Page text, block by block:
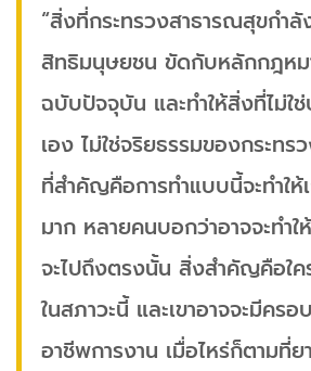
“สิ่งที่กระทรวงสาธารณสุขกำ
สิทธิมนุษยชน ขัดกับหลักกฎหม
ฉบับปัจจุบัน และทำให้สิ่งที่ไม่ใ
เอง ไม่ใช่จริยธรรมของกระทร
ที่สำคัญคือการทำแบบนี้จะทำใ
มาก หลายคนบอกว่าอาจจะทำ
จะไปถึงตรงนั้น สิ่งสำคัญคือใ
ในสภาวะนี้ และเขาอาจจะมีค
อาชีพการงาน เมื่อไหร่ก็ตามที่ย